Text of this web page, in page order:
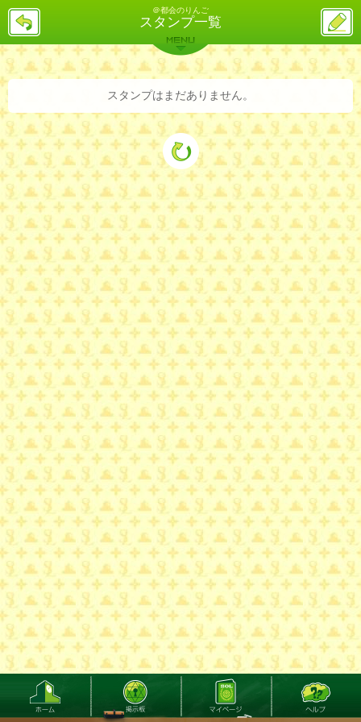
＠都会のりんご
スタンプ一覧
戻
ス
投
稿
バックナンバー 詳細検索 ランキング
MENU
スタンプはまだありません。